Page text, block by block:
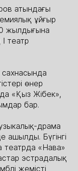
атындағы
ұйғыр
жылдығына
театр
өнер
«Қыз Жібек»,
бар.
драма
ашылды. Бүгінгі
театрда «Нава»
эстрадалық
жемісті